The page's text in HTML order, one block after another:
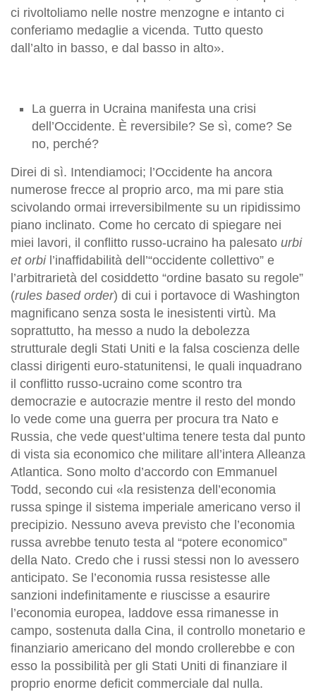
ci rivoltoliamo nelle nostre menzogne e intanto ci
conferiamo medaglie a vicenda. Tutto questo
dall’alto in basso, e dal basso in alto».
La guerra in Ucraina manifesta una crisi
dell’Occidente. È reversibile? Se sì, come? Se
no, perché?
Direi di sì. Intendiamoci; l’Occidente ha ancora
numerose frecce al proprio arco, ma mi pare stia
scivolando ormai irreversibilmente su un ripidissimo
piano inclinato. Come ho cercato di spiegare nei
miei lavori, il conflitto russo-ucraino ha palesato urbi
et orbil’inaffidabilità dell’“occidente collettivo” e
l’arbitrarietà del cosiddetto “ordine basato su regole”
(rules based order) di cui i portavoce di Washington
magnificano senza sosta le inesistenti virtù. Ma
soprattutto, ha messo a nudo la debolezza
strutturale degli Stati Uniti e la falsa coscienza delle
classi dirigenti euro-statunitensi, le quali inquadrano
il conflitto russo-ucraino come scontro tra
democrazie e autocrazie mentre il resto del mondo
lo vede come una guerra per procura tra Nato e
Russia, che vede quest’ultima tenere testa dal punto
di vista sia economico che militare all’intera Alleanza
Atlantica. Sono molto d’accordo con Emmanuel
Todd, secondo cui «la resistenza dell’economia
russa spinge il sistema imperiale americano verso il
precipizio. Nessuno aveva previsto che l’economia
russa avrebbe tenuto testa al “potere economico”
della Nato. Credo che i russi stessi non lo avessero
anticipato. Se l’economia russa resistesse alle
sanzioni indefinitamente e riuscisse a esaurire
l’economia europea, laddove essa rimanesse in
campo, sostenuta dalla Cina, il controllo monetario e
finanziario americano del mondo crollerebbe e con
esso la possibilità per gli Stati Uniti di finanziare il
proprio enorme deficit commerciale dal nulla.